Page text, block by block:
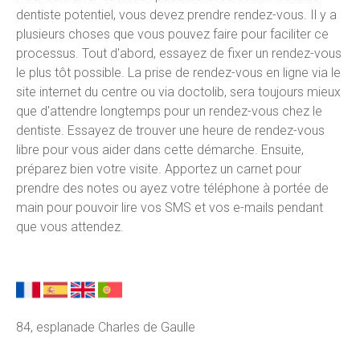
dentiste potentiel, vous devez prendre rendez-vous. Il y a
plusieurs choses que vous pouvez faire pour faciliter ce
processus. Tout d'abord, essayez de fixer un rendez-vous
le plus tôt possible. La prise de rendez-vous en ligne via le
site internet du centre ou via doctolib, sera toujours mieux
que d'attendre longtemps pour un rendez-vous chez le
dentiste. Essayez de trouver une heure de rendez-vous
libre pour vous aider dans cette démarche. Ensuite,
préparez bien votre visite. Apportez un carnet pour
prendre des notes ou ayez votre téléphone à portée de
main pour pouvoir lire vos SMS et vos e-mails pendant
que vous attendez.
84, esplanade Charles de Gaulle